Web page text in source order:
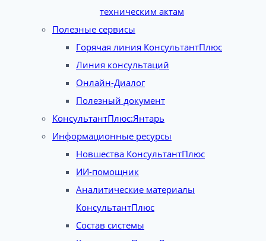
техническим актам
Полезные сервисы
Горячая линия КонсультантПлюс
Линия консультаций
Онлайн-Диалог
Полезный документ
КонсультантПлюс:Янтарь
Информационные ресурсы
Новшества КонсультантПлюс
ИИ-помощник
Аналитические материалы
КонсультантПлюс
Состав системы